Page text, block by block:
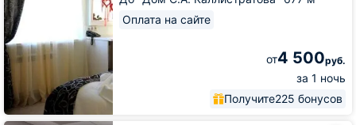
Оплата на сайте
от4 500руб.
за 1 ночь
Получите225 бонусов